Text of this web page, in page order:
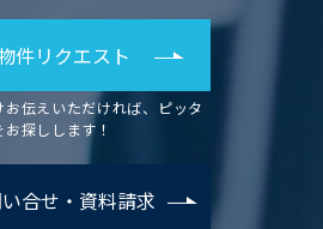
件リクエスト
お伝えいただければ、ピッタ
探しします！
合せ・資料請求